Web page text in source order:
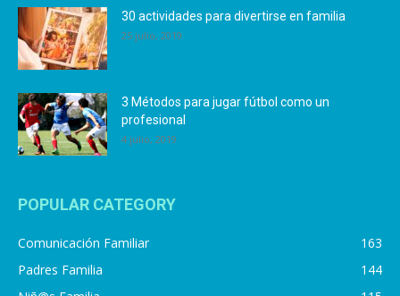
30 actividades para divertirse en familia
25 julio, 2019
3 Métodos para jugar fútbol como un
profesional
4 julio, 2019
POPULAR CATEGORY
Comunicación Familiar
163
Padres Familia
144